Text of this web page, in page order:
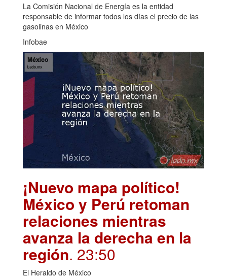
La Comisión Nacional de Energía es la entidad
responsable de informar todos los días el precio de las
gasolinas en México
Infobae
¡Nuevo mapa político!
México y Perú retoman
relaciones mientras
avanza la derecha en la
región. 23:50
El Heraldo de México